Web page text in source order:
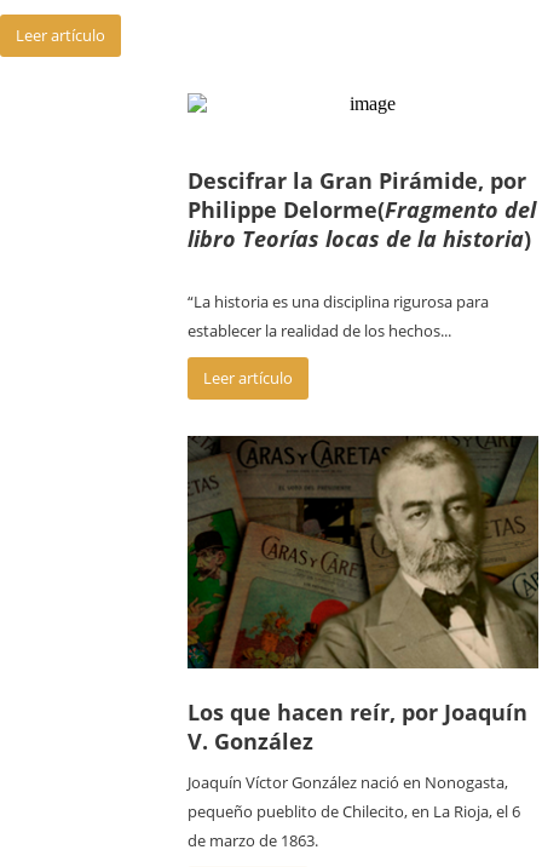
Leer artículo
Descifrar la Gran Pirámide, por
Philippe Delorme(Fragmento del
libro Teorías locas de la historia)
“La historia es una disciplina rigurosa para
establecer la realidad de los hechos...
Leer artículo
Los que hacen reír, por Joaquín
V. González
Joaquín Víctor González nació en Nonogasta,
pequeño pueblito de Chilecito, en La Rioja, el 6
de marzo de 1863.